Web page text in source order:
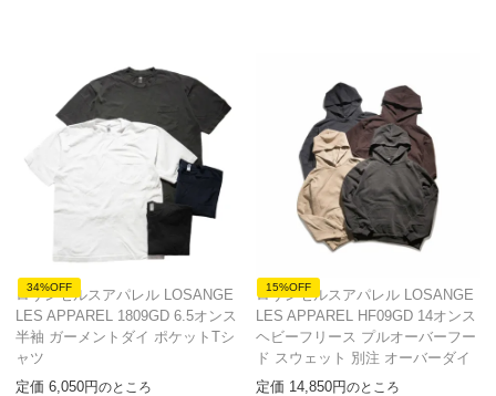
34%OFF
ロサンゼルスアパレル LOSANGE
LES APPAREL 1809GD 6.5オンス
半袖 ガーメントダイ ポケットTシ
ャツ
定価 6,050 のところ
15%OFF
ロサンゼルスアパレル LOSANGE
LES APPAREL HF09GD 14オンス
ヘビーフリース プルオーバーフー
ド スウェット 別注 オーバーダイ
定価 14,850 のところ